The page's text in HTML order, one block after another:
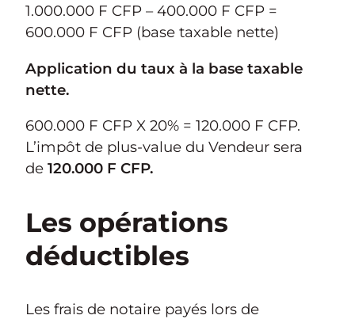
1.000.000 F CFP – 400.000 F CFP =
600.000 F CFP (base taxable nette)
Application du taux à la base taxable
nette.
600.000 F CFP X 20% = 120.000 F CFP.
L’impôt de plus-value du Vendeur sera
de 120.000 F CFP.
Les opérations
déductibles
Les frais de notaire payés lors de